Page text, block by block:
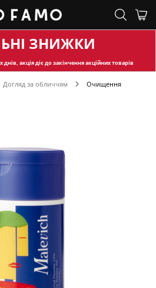
ЗНИЖКИ
днів, акція діє до закінчення акційних товарів
Догляд за обличчям Очищення